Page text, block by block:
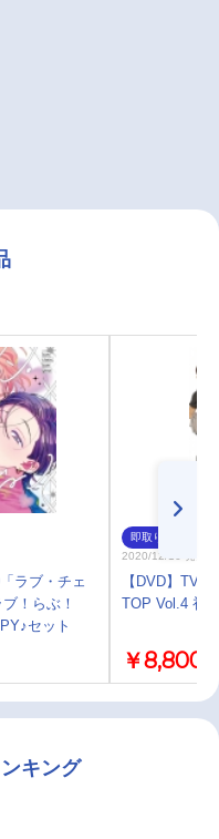
ラブ・チェ
！らぶ！
セット
即取り
2020/12/16 発売
【DVD】TV
TOP Vol.4 初
￥8,800
キング